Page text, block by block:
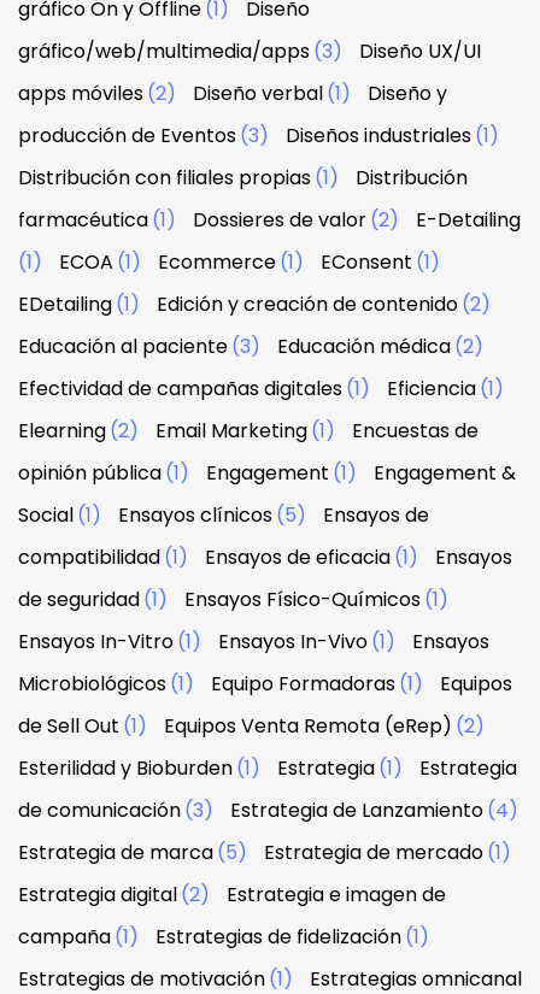
gráfico On y Offline(1)
Diseño
gráfico/web/multimedia/apps(3)
Diseño UX/UI
apps móviles(2) Diseño verbal(1)
Diseño y
producción de Eventos(3) Diseños industriales(1)
Distribución con filiales propias(1)
Distribución
farmacéutica(1) Dossieres de valor(2)
E-Detailing
(1)
ECOA (1) Ecommerce(1) EConsent (1)
EDetailing(1) Edición y creación de contenido(2)
Educación al paciente(3) Educación médica(2)
Efectividad de campañas digitales(1) Eficiencia(1)
Elearning(2) Email Marketing(1)
Encuestas de
opinión pública(1) Engagement (1)
Engagement &
Social(1) Ensayos clínicos(5)
Ensayos de
compatibilidad(1) Ensayos de eficacia(1)
Ensayos
de seguridad(1) Ensayos Físico-Químicos(1)
Ensayos In-Vitro(1) Ensayos In-Vivo(1)
Ensayos
Microbiológicos(1) Equipo Formadoras(1)
Equipos
de Sell Out (1) Equipos Venta Remota (eRep) (2)
Esterilidad y Bioburden(1) Estrategia(1)
Estrategia
de comunicación(3) Estrategia de Lanzamiento(4)
Estrategia de marca(5) Estrategia de mercado(1)
Estrategia digital(2)
Estrategia e imagen de
campaña(1) Estrategias de fidelización(1)
Estrategias de motivación(1)
Estrategias omnicanal